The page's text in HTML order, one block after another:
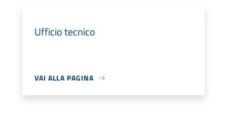
Ufficio tecnico
VAI ALLA PAGINA